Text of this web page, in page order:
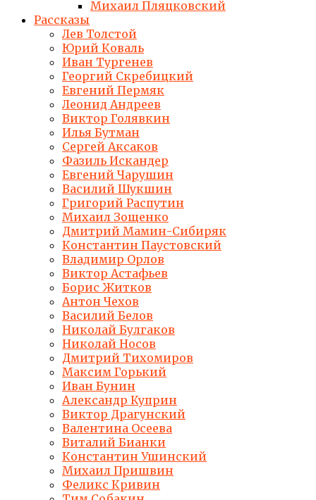
Михаил Пляцковский
Рассказы
Лев Толстой
Юрий Коваль
Иван Тургенев
Георгий Скребицкий
Евгений Пермяк
Леонид Андреев
Виктор Голявкин
Илья Бутман
Сергей Аксаков
Фазиль Искандер
Евгений Чарушин
Василий Шукшин
Григорий Распутин
Михаил Зощенко
Дмитрий Мамин-Сибиряк
Константин Паустовский
Владимир Орлов
Виктор Астафьев
Борис Житков
Антон Чехов
Василий Белов
Николай Булгаков
Николай Носов
Дмитрий Тихомиров
Максим Горький
Иван Бунин
Александр Куприн
Виктор Драгунский
Валентина Осеева
Виталий Бианки
Константин Ушинский
Михаил Пришвин
Феликс Кривин